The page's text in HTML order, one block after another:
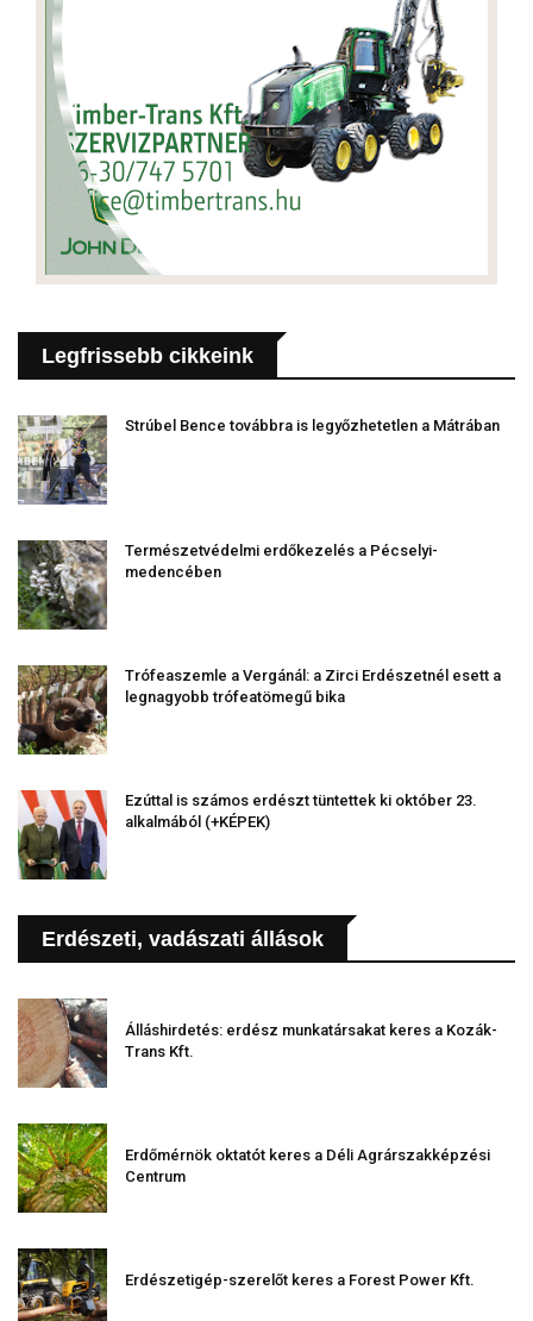
Legfrissebb cikkeink
Strúbel Bence továbbra is legyőzhetetlen a Mátrában
Természetvédelmi erdőkezelés a Pécselyi-
medencében
Trófeaszemle a Vergánál: a Zirci Erdészetnél esett a
legnagyobb trófeatömegű bika
Ezúttal is számos erdészt tüntettek ki október 23.
alkalmából (+KÉPEK)
Erdészeti, vadászati állások
Álláshirdetés: erdész munkatársakat keres a Kozák-
Trans Kft.
Erdőmérnök oktatót keres a Déli Agrárszakképzési
Centrum
Erdészetigép-szerelőt keres a Forest Power Kft.